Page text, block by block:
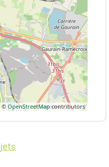
© OpenStreetMapcontributors